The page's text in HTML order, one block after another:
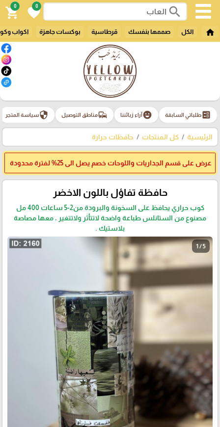
search
0
favorite
0
shopping_cart
home الكل صممها بنفسك قرطاسية بوكسات جاهزة اكواب
ballotطلباتي السابقة emoji_emotionsآراء زبائننا commuteمناطق التوصيل securityسياسة المتجر
الرئيسية كل المنتجات حافظات حرارة
عرض على قسم الجداريات واللوحات خصم يصل الى 25% لفترة محدودة
حافظة تفاؤل باللون الاخضر
كوب حراري يحافظ على السخونة والبرودة من2-5 ساعات 400 مل
مصنوع من الستانلس طباعة واضحة لاتتأثر ولاتتغير ، معها مصاصة
بلاستيك .
1 / 5